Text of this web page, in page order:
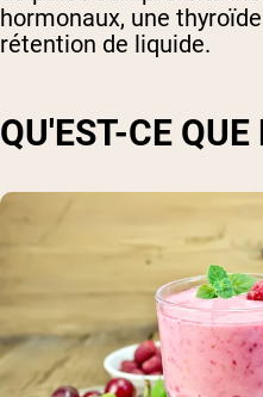
hormonaux, une
rétention de liquide.
QU'EST-CE